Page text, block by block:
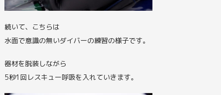
続いて、こちらは
水面で意識の無いダイバーの練習の様子です。
器材を脱装しながら
5秒1回レスキュー呼吸を入れていきます。